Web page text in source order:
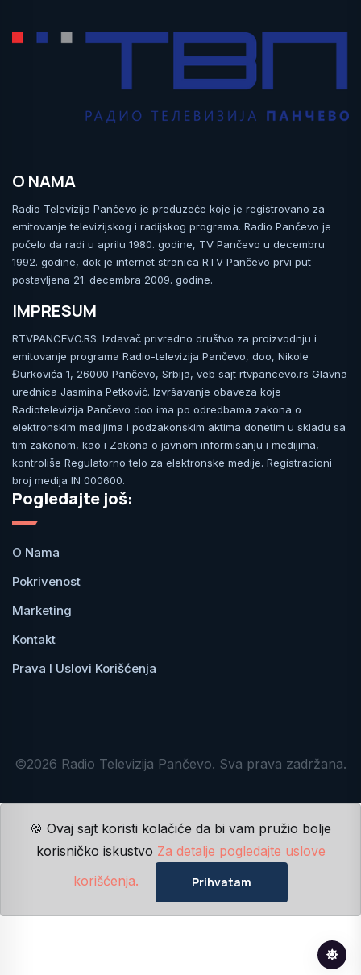
O NAMA
Radio Televizija Pančevo je preduzeće koje je registrovano za
emitovanje televizijskog i radijskog programa. Radio Pančevo je
počelo da radi u aprilu 1980. godine, TV Pančevo u decembru
1992. godine, dok je internet stranica RTV Pančevo prvi put
postavljena 21. decembra 2009. godine.
IMPRESUM
RTVPANCEVO.RS. Izdavač privredno društvo za proizvodnju i
emitovanje programa Radio-televizija Pančevo, doo, Nikole
Đurkovića 1, 26000 Pančevo, Srbija, veb sajt rtvpancevo.rs Glavna
urednica Jasmina Petković. Izvršavanje obaveza koje
Radiotelevizija Pančevo doo ima po odredbama zakona o
elektronskim medijima i podzakonskim aktima donetim u skladu sa
tim zakonom, kao i Zakona o javnom informisanju i medijima,
kontroliše Regulatorno telo za elektronske medije. Registracioni
broj medija IN 000600.
Pogledajte još:
O Nama
Pokrivenost
Marketing
Kontakt
Prava I Uslovi Korišćenja
©2026 Radio Televizija Pančevo. Sva prava zadržana.
🍪 Ovaj sajt koristi kolačiće da bi vam pružio bolje
korisničko iskustvo Za detalje pogledajte uslove
korišćenja.
Prihvatam